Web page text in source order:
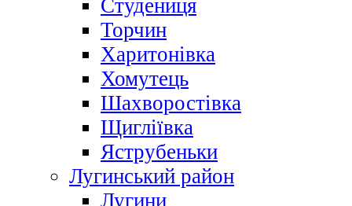
Студениця
Торчин
Харитонівка
Хомутець
Шахворостівка
Щигліївка
Яструбеньки
Лугинський район
Лугини